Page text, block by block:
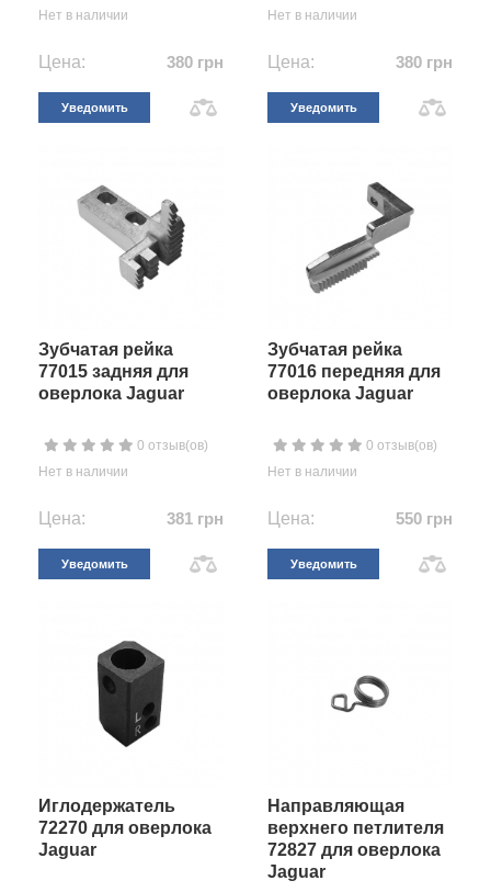
Нет в наличии
Цена: 380 грн
Уведомить
Нет в наличии
Цена: 380 грн
Уведомить
Зубчатая рейка
77015 задняя для
оверлока Jaguar
0 отзыв(ов)
Нет в наличии
Цена: 381 грн
Уведомить
Зубчатая рейка
77016 передняя для
оверлока Jaguar
0 отзыв(ов)
Нет в наличии
Цена: 550 грн
Уведомить
Иглодержатель
72270 для оверлока
Jaguar
Направляющая
верхнего петлителя
72827 для оверлока
Jaguar